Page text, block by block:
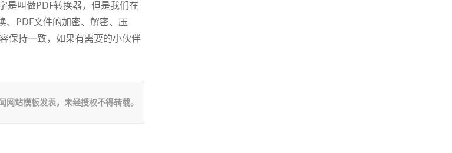
叫做PDF转换器，但是我们在
、PDF文件的加密、解密、压
保持一致，如果有需要的小伙伴
站模板发表，未经授权不得转载。